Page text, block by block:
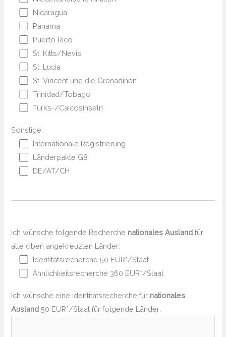
Nicaragua
Panama
Puerto Rico
St. Kitts/Nevis
St. Lucia
St. Vincent und die Grenadinen
Trinidad/Tobago
Turks-/Caicosinseln
Sonstige:
Internationale Registrierung
Länderpakte G8
DE/AT/CH
Ich wünsche folgende Recherche nationales Ausland für
alle oben angekreuzten Länder:
Identitätsrecherche 50 EUR*/Staat
Ähnlichkeitsrecherche 360 EUR*/Staat
Ich wünsche eine Identitätsrecherche für nationales
Ausland 50 EUR*/Staat für folgende Länder: